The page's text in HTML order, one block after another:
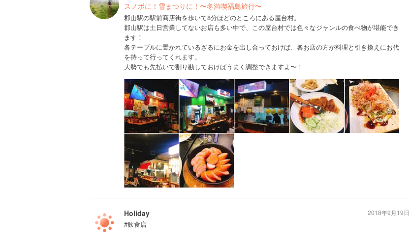
スノボに！雪まつりに！〜冬満喫福島旅行〜
郡山駅の駅前商店街を歩いて8分ほどのところにある屋台村。
郡山駅は土日営業してないお店も多い中で、この屋台村では色々なジャンルの食べ物が堪能でき
ます！
各テーブルに置かれているざるにお金を出し合っておけば、各お店の方が料理と引き換えにお代
を持って行ってくれます。
大勢でも先払いで割り勘しておけばうまく調整できますよ〜！
Holiday
#飲食店
2018年9月19日